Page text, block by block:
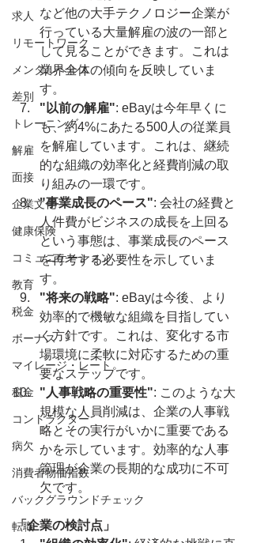
求人
リモートワーク
メンタルヘルス
差別
トレーニング
解雇
面接
企業文化
健康保険
コミュニケーション
教育
税金
ボーナス
マイレージ・レート
税金
コントラクター
病欠
消費者物価指数
バックグラウンドチェック
転職
など他の大手テクノロジー企業が
行っている大量解雇の波の一部と
して見ることができます。これは
業界全体の傾向を反映していま
す。
"以前の解雇": eBayは今年早くに
も、約4%にあたる500人の従業員
を解雇しています。これは、継続
的な組織の効率化と経費削減の取
り組みの一環です。
"事業成長のペース": 会社の経費と
人件費がビジネスの成長を上回る
という事態は、事業成長のペース
を再考する必要性を示していま
す。
"将来の戦略": eBayは今後、より
効率的で機敏な組織を目指してい
く方針です。これは、変化する市
場環境に柔軟に対応するための重
要なステップです。
"人事戦略の重要性": このような大
規模な人員削減は、企業の人事戦
略とその実行がいかに重要である
かを示しています。効率的な人事
管理が企業の長期的な成功に不可
欠です。
「企業の検討点」